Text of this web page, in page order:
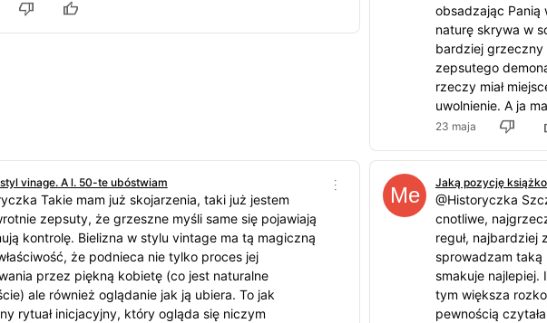
obsadzając Panią
naturę skrywa w
bardziej grzeczny
zepsutego
rzeczy miał
uwolnienie. A ja
23 maja
vinage. A l. 50-te ubóstwiam
Takie mam już skojarzenia, taki już jestem
zepsuty, że grzeszne myśli same się pojawiają
kontrolę. Bielizna w stylu vintage ma tą magiczną
że podnieca nie tylko proces jej
przez piękną kobietę (co jest naturalne
ale również oglądanie jak ją ubiera. To jak
rytuał inicjacyjny, który ogląda się niczym
Jaką pozycję
@Historyczka
cnotliwe,
reguł, najbardziej
sprowadzam taką
smakuje najlepiej.
tym większa
pewnością